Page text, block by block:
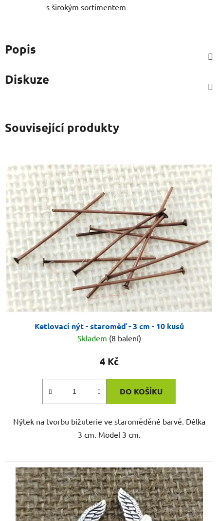
s širokým sortimentem
Popis
Diskuze
Související produkty
Ketlovací nýt - staroměď - 3 cm - 10 kusů
Skladem (8 balení)
4 Kč
DO KOŠÍKU
Nýtek na tvorbu bižuterie ve staroměděné barvě. Délka
3 cm. Model 3 cm.